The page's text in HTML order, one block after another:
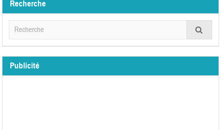
Recherche
Publicité